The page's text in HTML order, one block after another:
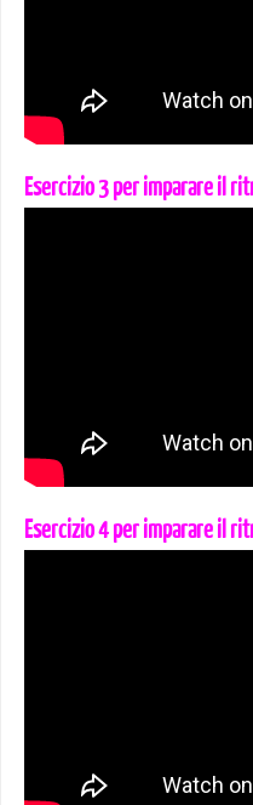
Esercizio 3 per imparare il
Esercizio 4 per imparare il